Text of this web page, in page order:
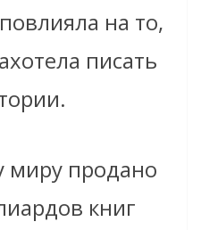
на то,
писать
миру продано
книг